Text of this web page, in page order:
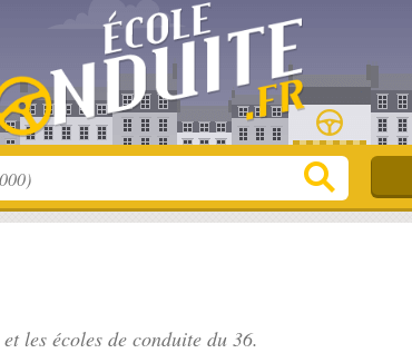
et les écoles de conduite du 36.